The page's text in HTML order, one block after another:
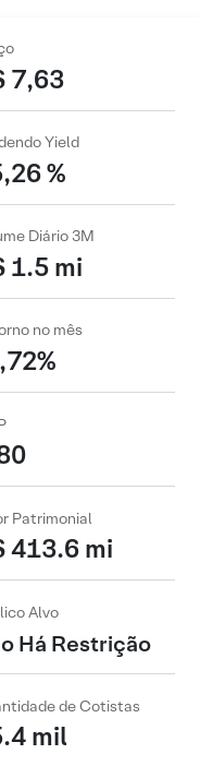
7,63
Yield
%
Diário 3M
1.5 mi
no mês
Patrimonial
413.6 mi
Alvo
Há Restrição
de Cotistas
mil